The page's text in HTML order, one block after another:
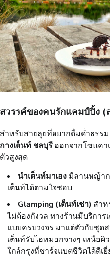
สวรรค์ของคนรักแคมป์ปิ้ง (
สำหรับสายลุยที่อยากดื่มด่ำธร
กางเต็นท์ ชลบุรี ออกจากโซนคา
ตัวสูงสุด
นำเต็นท์มาเอง มีลานหญ้าก
เต็นท์ได้ตามใจชอบ
Glamping (เต็นท์เช่า) สำ
ไม่ต้องกังวล ทางร้านมีบริกา
แบบครบวงจร มาแต่ตัวกับชุด
เต็นท์รับไอหมอกจางๆ เหนือ
ใกล้กรุงที่ชาร์จแบตชีวิตได้ดีเยี่